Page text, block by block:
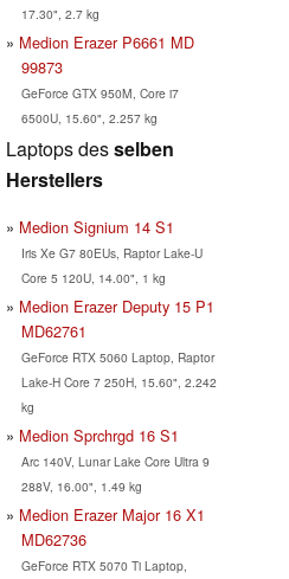
17.30", 2.7 kg
Medion Erazer P6661 MD
99873
GeForce GTX 950M, Core i7
6500U, 15.60", 2.257 kg
Laptops desselben
Herstellers
Medion Signium 14 S1
Iris Xe G7 80EUs, Raptor Lake-U
Core 5 120U, 14.00", 1 kg
Medion Erazer Deputy 15 P1
MD62761
GeForce RTX 5060 Laptop, Raptor
Lake-H Core 7 250H, 15.60", 2.242
kg
Medion Sprchrgd 16 S1
Arc 140V, Lunar Lake Core Ultra 9
288V, 16.00", 1.49 kg
Medion Erazer Major 16 X1
MD62736
GeForce RTX 5070 Ti Laptop,